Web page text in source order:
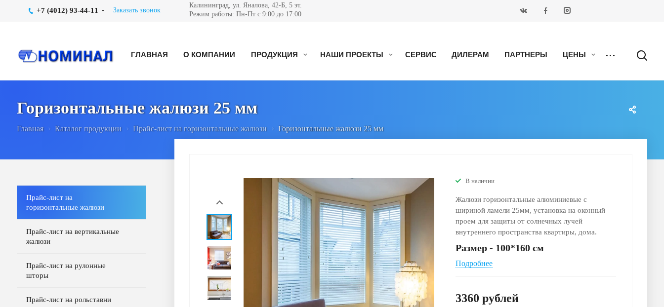
+7 (4012) 93-44-11 Заказать звонок
Калининград, ул. Яналова, 42-Б, 5 эт.
Режим работы: Пн-Пт с 9:00 до 17:00
ГЛАВНАЯ О КОМПАНИИ ПРОДУКЦИЯ НАШИ ПРОЕКТЫ СЕРВИС ДИЛЕРАМ ПАРТНЕРЫ ЦЕНЫ
Горизонтальные жалюзи 25 мм
Главная Каталог продукции Прайс-лист на горизонтальные жалюзи Горизонтальные жалюзи 25 мм
В наличии
Жалюзи горизонтальные алюминиевые с
шириной ламели 25мм, установка на оконный
проем для защиты от солнечных лучей
внутреннего пространства квартиры, дома.
Размер - 100*160 см
Подробнее
3360 рублей
Прайс-лист на
горизонтальные жалюзи
Прайс-лист на вертикальные
жалюзи
Прайс-лист на рулонные
шторы
Прайс-лист на рольставни